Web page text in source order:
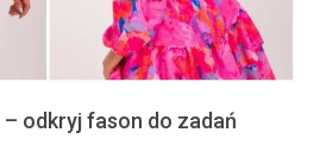
odkryj fason do zadań